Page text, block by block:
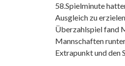
58.Spielminute
Ausgleich zu
Überzahlspiel fand
Mannschaften
Extrapunkt und den